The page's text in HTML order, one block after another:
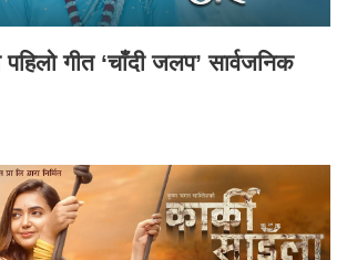
गीत ‘चाँदी जलप’ सार्वजनिक